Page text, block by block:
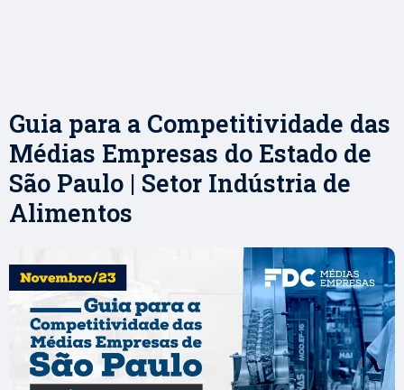
Guia para a Competitividade das
Médias Empresas do Estado de
São Paulo | Setor Indústria de
Alimentos